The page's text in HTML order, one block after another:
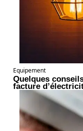
Equipement
Quelques
facture